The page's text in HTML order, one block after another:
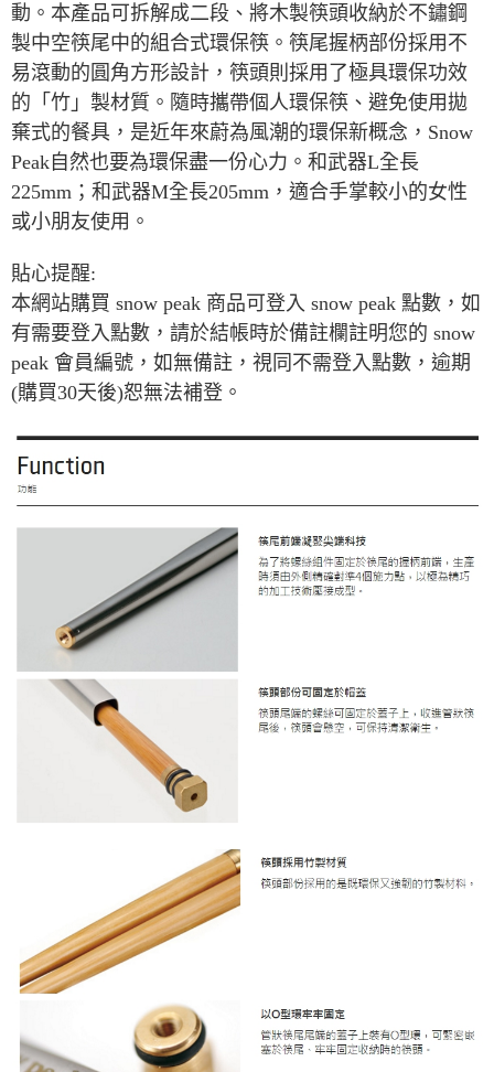
動。本產品可拆解成二段、將木製筷頭收納於不鏽鋼
製中空筷尾中的組合式環保筷。筷尾握柄部份採用不
易滾動的圓角方形設計，筷頭則採用了極具環保功效
的「竹」製材質。隨時攜帶個人環保筷、避免使用拋
棄式的餐具，是近年來蔚為風潮的環保新概念，Snow
Peak自然也要為環保盡一份心力。和武器L全長
225mm；和武器M全長205mm，適合手掌較小的女性
或小朋友使用。
貼心提醒:
本網站購買 snow peak 商品可登入 snow peak 點數，如
有需要登入點數，請於結帳時於備註欄註明您的 snow
peak 會員編號，如無備註，視同不需登入點數，逾期
(購買30天後)恕無法補登。